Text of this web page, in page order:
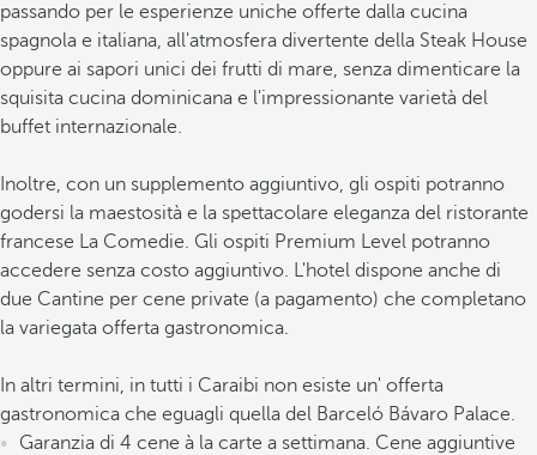
passando per le esperienze uniche offerte dalla cucina
spagnola e italiana, all'atmosfera divertente della Steak House
oppure ai sapori unici dei frutti di mare, senza dimenticare la
squisita cucina dominicana e l'impressionante varietà del
buffet internazionale.
Inoltre, con un supplemento aggiuntivo, gli ospiti potranno
godersi la maestosità e la spettacolare eleganza del ristorante
francese La Comedie. Gli ospiti Premium Level potranno
accedere senza costo aggiuntivo. L'hotel dispone anche di
due Cantine per cene private (a pagamento) che completano
la variegata offerta gastronomica.
In altri termini, in tutti i Caraibi non esiste un' offerta
gastronomica che eguagli quella del Barceló Bávaro Palace.
Garanzia di 4 cene à la carte a settimana. Cene aggiuntive